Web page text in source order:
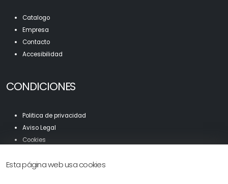
Catalogo
Empresa
Contacto
Accesibilidad
CONDICIONES
Politica de privacidad
Aviso Legal
Cookies
Accesibilidad
Esta página web usa cookies